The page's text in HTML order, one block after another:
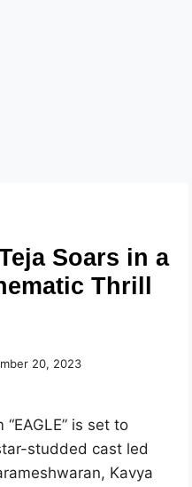
Soars in a
Thrill
20, 2023
is set to
studded cast led
Kavya